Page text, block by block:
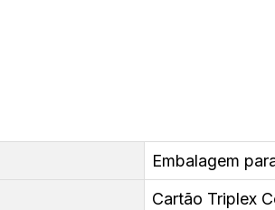
Embalagem
Cartão Triplex